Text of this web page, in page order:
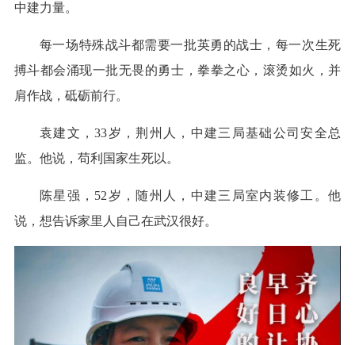
中建力量。
每一场特殊战斗都需要一批英勇的战士，每一次生死
搏斗都会涌现一批无畏的勇士，拳拳之心，滚烫如火，并
肩作战，砥砺前行。
袁建文，33岁，荆州人，中建三局基础公司安全总
监。他说，苟利国家生死以。
陈星强，52岁，随州人，中建三局室内装修工。他
说，想告诉家里人自己在武汉很好。